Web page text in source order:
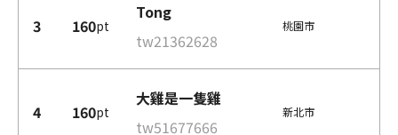
3 160pt
Tong
tw21362628
桃園市
4 160pt
大雞是一隻雞
tw51677666
新北市